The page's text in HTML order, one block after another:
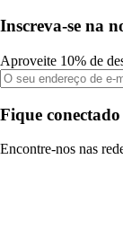
Inscreva-se na
Aproveite 10% de
Fique conectado
Encontre-nos nas